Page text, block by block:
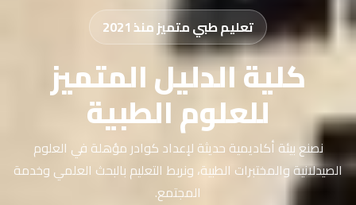
تعليم طبي متميز منذ 2021
كلية الدليل المتميز
للعلوم الطبية
نصنع بيئة أكاديمية حديثة لإعداد كوادر مؤهلة في العلوم
الصيدلانية والمختبرات الطبية، ونربط التعليم بالبحث العلمي وخدمة
المجتمع.